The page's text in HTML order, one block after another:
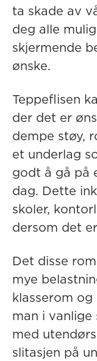
ta skade av
deg alle
skjermende
ønske.
Teppeflisen
der det er
dempe støy,
et underlag
godt å gå på
dag. Dette
skoler,
dersom det
Det disse
mye
klasserom
man i vanlige
med
slitasjen på